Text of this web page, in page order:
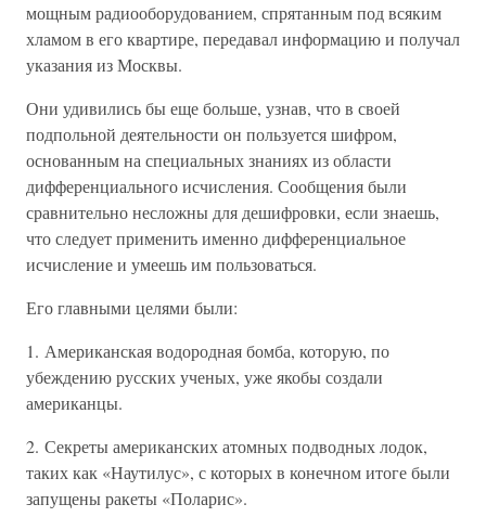
мощным радиооборудованием, спрятанным под всяким
хламом в его квартире, передавал информацию и получал
указания из Москвы.
Они удивились бы еще больше, узнав, что в своей
подпольной деятельности он пользуется шифром,
основанным на специальных знаниях из области
дифференциального исчисления. Сообщения были
сравнительно несложны для дешифровки, если знаешь,
что следует применить именно дифференциальное
исчисление и умеешь им пользоваться.
Его главными целями были:
1. Американская водородная бомба, которую, по
убеждению русских ученых, уже якобы создали
американцы.
2. Секреты американских атомных подводных лодок,
таких как «Наутилус», с которых в конечном итоге были
запущены ракеты «Поларис».